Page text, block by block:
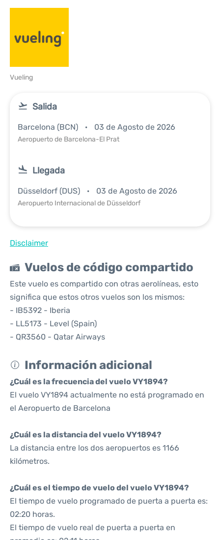
Vueling
Salida
Barcelona (BCN) 03 de Agosto de 2026
Aeropuerto de Barcelona-El Prat
Llegada
Düsseldorf (DUS) 03 de Agosto de 2026
Aeropuerto Internacional de Düsseldorf
Disclaimer
Vuelos de código compartido
Este vuelo es compartido con otras aerolíneas, esto
significa que estos otros vuelos son los mismos:
- IB5392 - Iberia
- LL5173 - Level (Spain)
- QR3560 - Qatar Airways
Información adicional
¿Cuál es la frecuencia del vuelo VY1894?
El vuelo VY1894 actualmente no está programado en
el Aeropuerto de Barcelona
¿Cuál es la distancia del vuelo VY1894?
La distancia entre los dos aeropuertos es 1166
kilómetros.
¿Cuál es el tiempo de vuelo del vuelo VY1894?
El tiempo de vuelo programado de puerta a puerta es:
02:20 horas.
El tiempo de vuelo real de puerta a puerta en